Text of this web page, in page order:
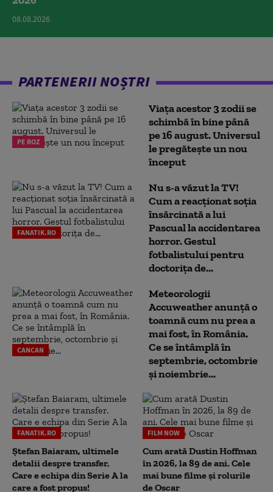
08.08.2026
PARTENERII NOȘTRI
PE ROZ
Viața acestor 3 zodii se
schimbă în bine până
pe 16 august. Universul
le pregătește un nou
început
FANATIK.RO
Nu s-a văzut la TV!
Cum a reacţionat soţia
însărcinată a lui
Pascual la accidentarea
horror. Gestul
fotbalistului pentru
doctoriţa de...
CANCAN
Meteorologii
Accuweather anunță o
toamnă cum nu prea a
mai fost, în România.
Ce se întâmplă în
septembrie, octombrie
și noiembrie...
FANATIK.RO
Ștefan Baiaram, ultimele
detalii despre transfer.
Care e echipa din Serie A la
care a fost propus!
FILM NOW
Cum arată Dustin Hoffman
în 2026, la 89 de ani. Cele
mai bune filme și rolurile
de Oscar